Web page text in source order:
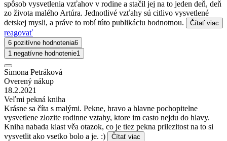
spôsob vysvetlenia vzťahov v rodine a stačil jej na to jeden deň, deň
zo života malého Artúra. Jednotlivé vzťahy sú citlivo vysvetlené
detskej mysli, a práve to robí túto publikáciu hodnotnou.
Čítať viac
reagovať
6 pozitívne hodnotenia6
1 negatívne hodnotenie1
Simona Petráková
Overený nákup
18.2.2021
Veľmi pekná kniha
Krásne sa číta s malými. Pekne, hravo a hlavne pochopitelne
vysvetlene zlozite rodinne vztahy, ktore im casto nejdu do hlavy.
Kniha nabada klast věa otazok, co je tiez pekna prilezitost na to si
vysvetlit ako vsetko bolo a je. :)
Čítať viac